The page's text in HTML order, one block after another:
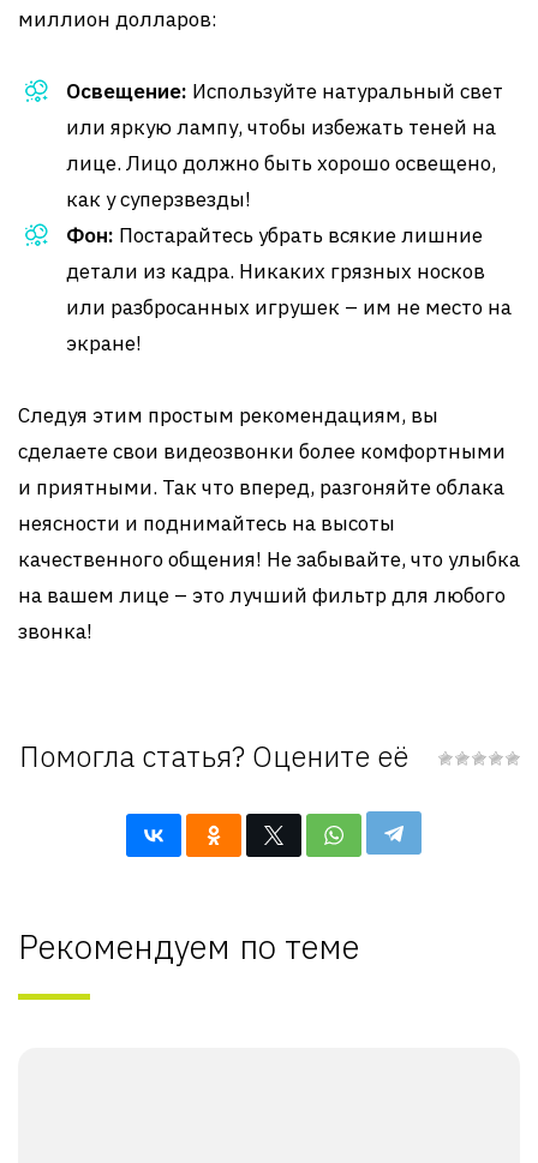
миллион долларов:
Освещение: Используйте натуральный свет
или яркую лампу, чтобы избежать теней на
лице. Лицо должно быть хорошо освещено,
как у суперзвезды!
Фон: Постарайтесь убрать всякие лишние
детали из кадра. Никаких грязных носков
или разбросанных игрушек – им не место на
экране!
Следуя этим простым рекомендациям, вы
сделаете свои видеозвонки более комфортными
и приятными. Так что вперед, разгоняйте облака
неясности и поднимайтесь на высоты
качественного общения! Не забывайте, что улыбка
на вашем лице – это лучший фильтр для любого
звонка!
Помогла статья? Оцените её
Рекомендуем по теме